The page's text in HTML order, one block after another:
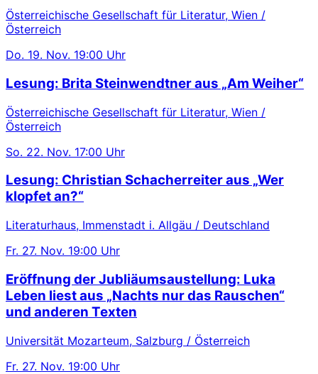
Österreichische Gesellschaft für Literatur, Wien /
Österreich
Do. 19. Nov. 19:00 Uhr
Lesung: Brita Steinwendtner aus „Am Weiher“
Österreichische Gesellschaft für Literatur, Wien /
Österreich
So. 22. Nov. 17:00 Uhr
Lesung: Christian Schacherreiter aus „Wer
klopfet an?“
Literaturhaus, Immenstadt i. Allgäu / Deutschland
Fr. 27. Nov. 19:00 Uhr
Eröffnung der Jubliäumsaustellung: Luka
Leben liest aus „Nachts nur das Rauschen“
und anderen Texten
Universität Mozarteum, Salzburg / Österreich
Fr. 27. Nov. 19:00 Uhr